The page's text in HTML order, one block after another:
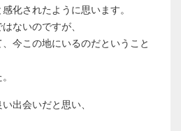
化されたように思います。
ないのですが、
今この地にいるのだということ
出会いだと思い、